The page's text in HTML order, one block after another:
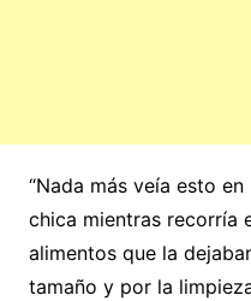
“Nada más veía esto
chica mientras recorría
alimentos que la
tamaño y por la